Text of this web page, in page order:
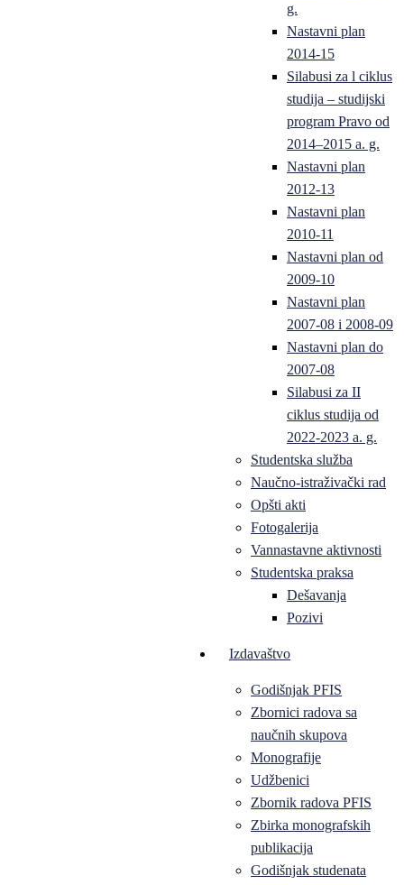
g.
Nastavni plan
2014-15
Silabusi za l ciklus
studija – studijski
program Pravo od
2014–2015 a. g.
Nastavni plan
2012-13
Nastavni plan
2010-11
Nastavni plan od
2009-10
Nastavni plan
2007-08 i 2008-09
Nastavni plan do
2007-08
Silabusi za II
ciklus studija od
2022-2023 a. g.
Studentska služba
Naučno-istraživački rad
Opšti akti
Fotogalerija
Vannastavne aktivnosti
Studentska praksa
Dešavanja
Pozivi
Izdavaštvo
Godišnjak PFIS
Zbornici radova sa
naučnih skupova
Monografije
Udžbenici
Zbornik radova PFIS
Zbirka monografskih
publikacija
Godišnjak studenata